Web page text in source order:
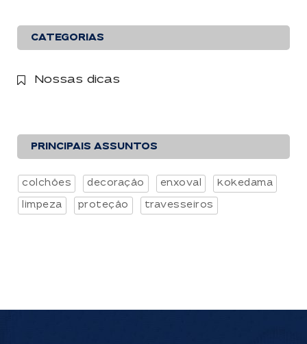
CATEGORIAS
Nossas dicas
PRINCIPAIS ASSUNTOS
colchões decoração enxoval kokedama
limpeza proteção travesseiros